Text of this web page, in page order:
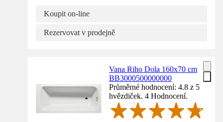
Koupit on-line
Rezervovat v prodejně
Vana Riho Dola 160x70 cm
BB3000500000000
Průměrné hodnocení: 4.8 z 5
hvězdiček. 4 Hodnocení.